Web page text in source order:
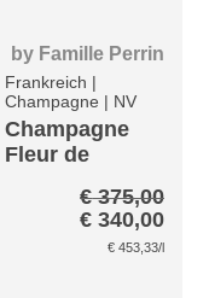
by Famille Perrin
Frankreich |
Champagne | NV
Champagne
Fleur de
Exclusiveme
nt Rosé ER3
€375,00
Preis
€ 340,00
€ 453,33/l